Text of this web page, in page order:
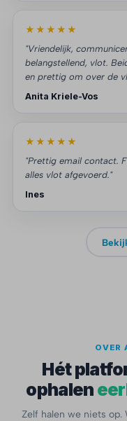
★★★★★
"Vriendelijk,
belangstellend, vlot.
en prettig om over de
Anita Kriele-Vos
★★★★★
"Prettig email contact.
alles vlot afgevoerd."
Ines
OVER
Hét
ophalen
Zelf halen we niets